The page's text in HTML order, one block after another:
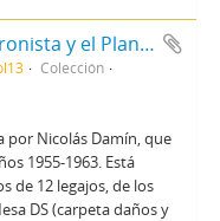
13. La resistencia peronista y el Plan CONINTES
Colección
por Nicolás Damín, que
1955-1963. Está
de 12 legajos, de los
DS (carpeta daños y